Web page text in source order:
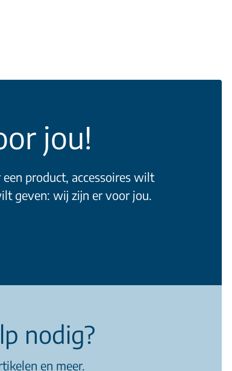
jou!
product, accessoires wilt
geven: wij zijn er voor jou.
nodig?
en meer.